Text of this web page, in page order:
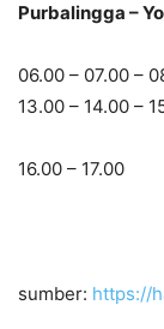
Purbalingga –
06.00 – 07.00 –
13.00 – 14.00 –
16.00 – 17.00
sumber: https://